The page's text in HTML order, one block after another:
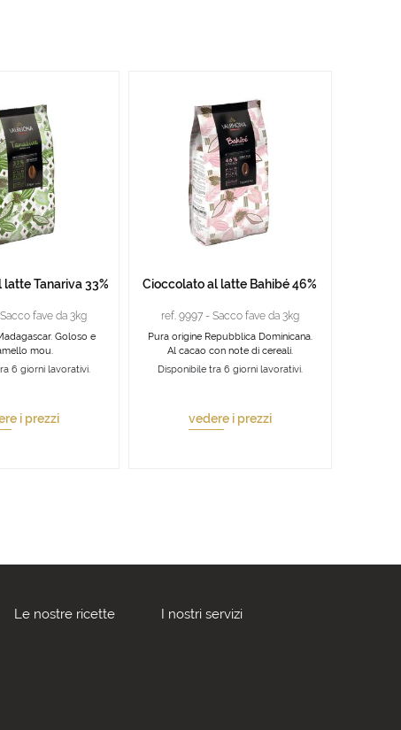
Tanariva 33%
fave da 3kg
Goloso e
mou.
6 giorni lavorativi.
i prezzi
Cioccolato al latte Bahibé 46%
ref. 9997 - Sacco fave da 3kg
Pura origine Repubblica Dominicana.
Al cacao con note di cereali.
Disponibile tra 6 giorni lavorativi.
vedere i prezzi
Le nostre ricette I nostri servizi